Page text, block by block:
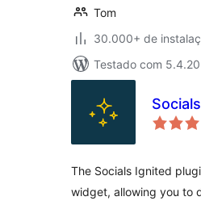
Tom
30.000+ de
Testado com 5.4.20
The Socials Ignited
widget, allowing you to